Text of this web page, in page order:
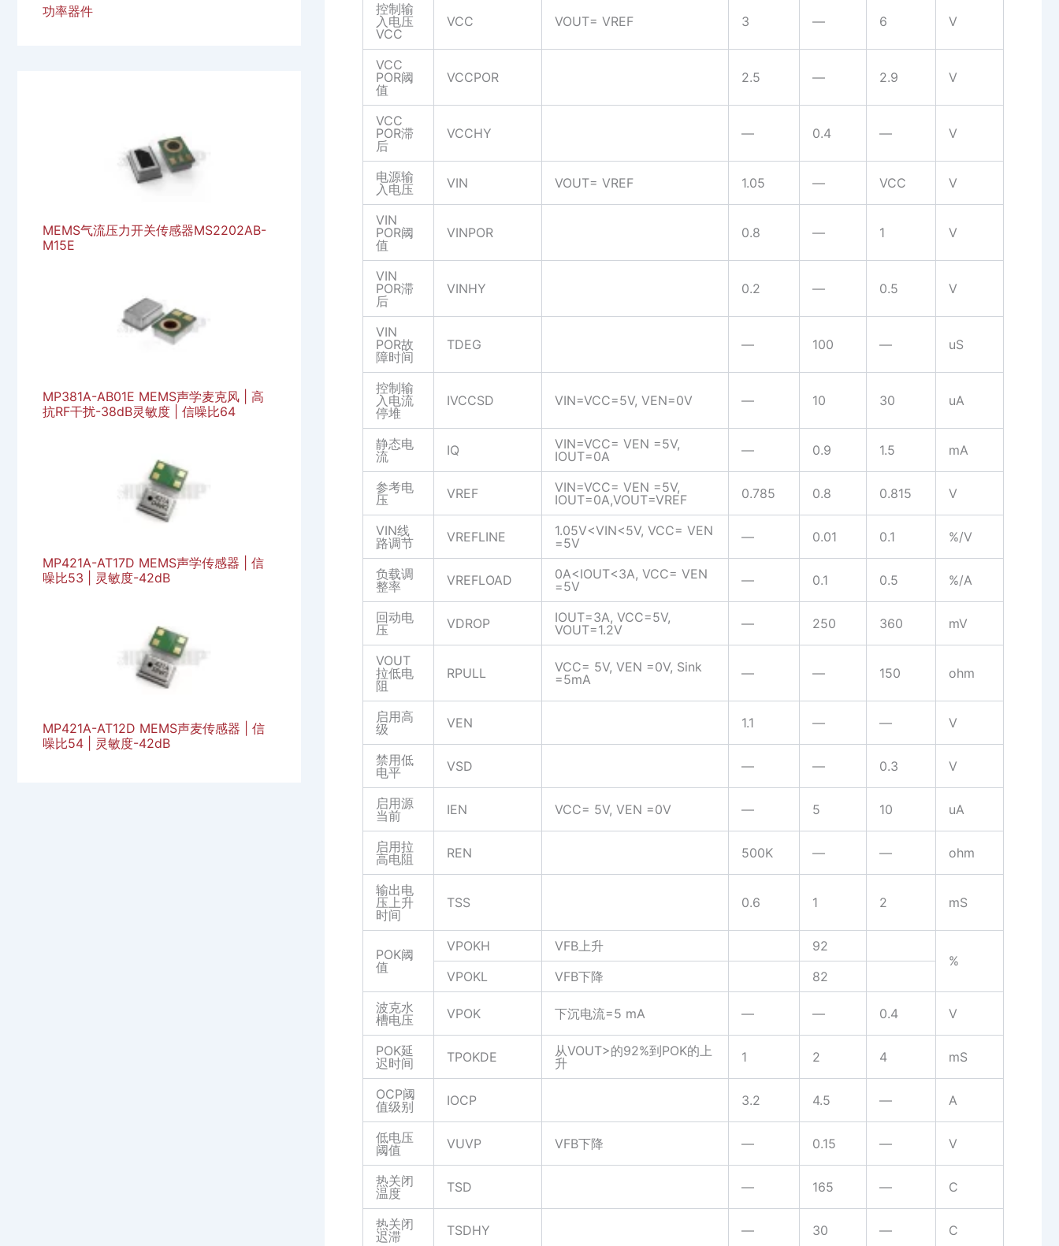
功率器件
MEMS气流压力开关传感器MS2202AB-
M15E
MP381A-AB01E MEMS声学麦克风 | 高
抗RF干扰-38dB灵敏度 | 信噪比64
MP421A-AT17D MEMS声学传感器 | 信
噪比53 | 灵敏度-42dB
MP421A-AT12D MEMS声麦传感器 | 信
噪比54 | 灵敏度-42dB
控制输
入电压
VCC
VCC VOUT= VREF 3 — 6 V
VCC
POR阈
值
VCCPOR 2.5 — 2.9 V
VCC
POR滞
后
VCCHY — 0.4 — V
电源输
入电压
VIN VOUT= VREF 1.05 — VCC V
VIN
POR阈
值
VINPOR 0.8 — 1 V
VIN
POR滞
后
VINHY 0.2 — 0.5 V
VIN
POR故
障时间
TDEG — 100 — uS
控制输
入电流
停堆
IVCCSD VIN=VCC=5V, VEN=0V — 10 30 uA
静态电
流
IQ
VIN=VCC= VEN =5V,
IOUT=0A
— 0.9 1.5 mA
参考电
压
VREF
VIN=VCC= VEN =5V,
IOUT=0A,VOUT=VREF
0.785 0.8 0.815 V
VIN线
路调节
VREFLINE
1.05V<VIN<5V, VCC= VEN
=5V
— 0.01 0.1 %/V
负载调
整率
VREFLOAD
0A<IOUT<3A, VCC= VEN
=5V
— 0.1 0.5 %/A
回动电
压
VDROP
IOUT=3A, VCC=5V,
VOUT=1.2V
— 250 360 mV
VOUT
拉低电
阻
RPULL
VCC= 5V, VEN =0V, Sink
=5mA
— — 150 ohm
启用高
级
VEN 1.1 — — V
禁用低
电平
VSD — — 0.3 V
启用源
当前
IEN VCC= 5V, VEN =0V — 5 10 uA
启用拉
高电阻
REN 500K — — ohm
输出电
压上升
时间
TSS 0.6 1 2 mS
POK阈
值
VPOKH VFB上升
92
%
VPOKL
VFB下降
82
波克水
槽电压
VPOK 下沉电流=5 mA — — 0.4 V
POK延
迟时间
TPOKDE
从VOUT>的92%到POK的上
升
1 2 4 mS
OCP阈
值级别
IOCP 3.2 4.5 — A
低电压
阈值
VUVP VFB下降 — 0.15 — V
热关闭
温度
TSD — 165 — C
热关闭
迟滞
TSDHY — 30 — C